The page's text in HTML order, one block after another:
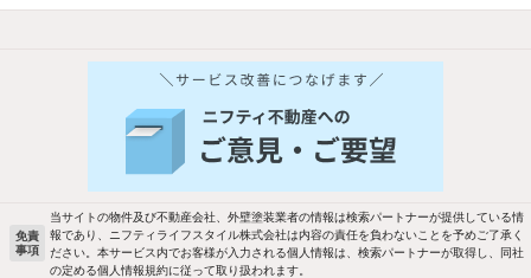
免責
事項
当サイトの物件及び不動産会社、外壁塗装業者の情報は検索パートナーが提供している情
報であり、ニフティライフスタイル株式会社は内容の責任を負わないことを予めご了承く
ださい。本サービス内でお客様が入力される個人情報は、検索パートナーが取得し、同社
の定める個人情報規約に従って取り扱われます。